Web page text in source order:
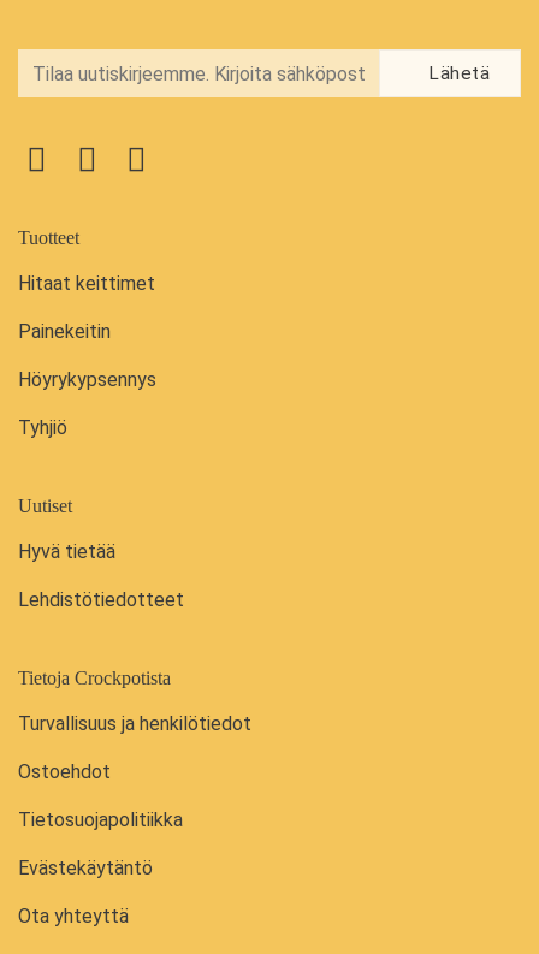
Tuotteet
Hitaat keittimet
Painekeitin
Höyrykypsennys
Tyhjiö
Uutiset
Hyvä tietää
Lehdistötiedotteet
Tietoja Crockpotista
Turvallisuus ja henkilötiedot
Ostoehdot
Tietosuojapolitiikka
Evästekäytäntö
Ota yhteyttä